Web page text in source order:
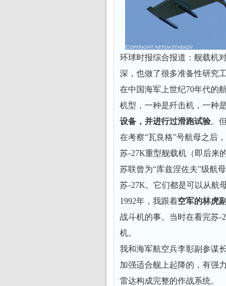
环球时报综合报道：舰载机
深，也做了很多准备性研究工
在中国海军上世纪70年代的
机型，一种是歼击机，一种
设备，并进行过滑跑试验。
在考察“瓦良格”号航母之后
苏-27K重型舰载机（即后来
苏联曾为“库兹涅佐夫”级航
苏-27K。它们都是可以从航
1992年，我跟着空军的林虎
战斗机的事。当时在看完苏-
机。
我和海军航空兵李彰副参谋
加强适合舰上起降的，有强
雷达构成完整的作战系统。